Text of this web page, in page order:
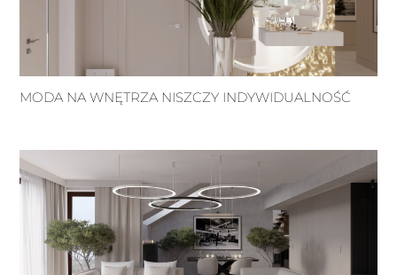
MODA NA WNĘTRZA NISZCZY INDYWIDUALNOŚĆ